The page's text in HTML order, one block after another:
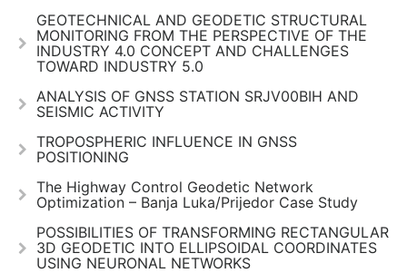
GEOTECHNICAL AND GEODETIC STRUCTURAL
MONITORING FROM THE PERSPECTIVE OF THE
INDUSTRY 4.0 CONCEPT AND CHALLENGES
TOWARD INDUSTRY 5.0
ANALYSIS OF GNSS STATION SRJV00BIH AND
SEISMIC ACTIVITY
TROPOSPHERIC INFLUENCE IN GNSS
POSITIONING
The Highway Control Geodetic Network
Optimization – Banja Luka/Prijedor Case Study
POSSIBILITIES OF TRANSFORMING RECTANGULAR
3D GEODETIC INTO ELLIPSOIDAL COORDINATES
USING NEURONAL NETWORKS